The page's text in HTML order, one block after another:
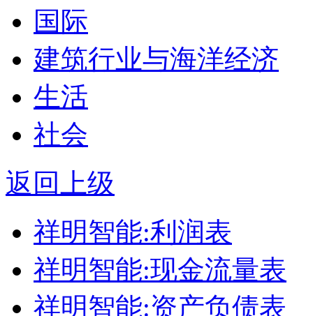
国际
建筑行业与海洋经济
生活
社会
返回上级
祥明智能:利润表
祥明智能:现金流量表
祥明智能:资产负债表